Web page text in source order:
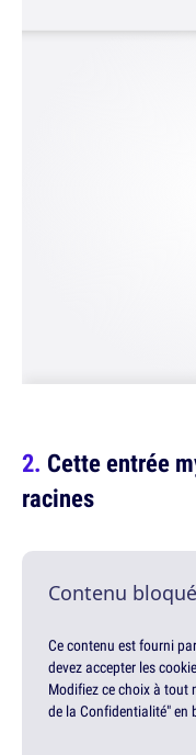
Cette entrée
racines
Contenu
Ce contenu est fourni
devez accepter les
Modifiez ce choix à tout
de la Confidentialité" en